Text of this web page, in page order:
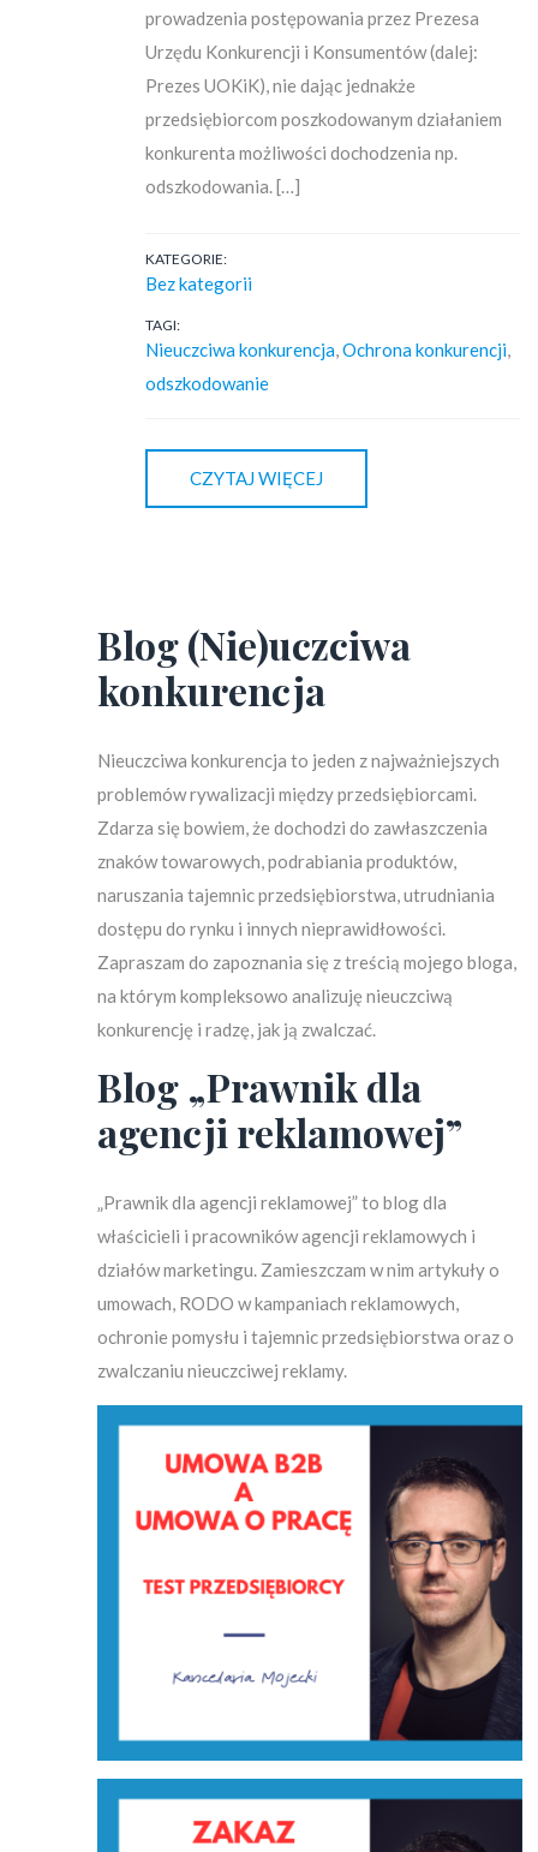
prowadzenia postępowania przez Prezesa
Urzędu Konkurencji i Konsumentów (dalej:
Prezes UOKiK), nie dając jednakże
przedsiębiorcom poszkodowanym działaniem
konkurenta możliwości dochodzenia np.
odszkodowania. […]
KATEGORIE:
Bez kategorii
TAGI:
Nieuczciwa konkurencja Ochrona konkurencji
odszkodowanie
CZYTAJ WIĘCEJ
Blog (Nie)uczciwa
konkurencja
Nieuczciwa konkurencja to jeden z najważniejszych
problemów rywalizacji między przedsiębiorcami.
Zdarza się bowiem, że dochodzi do zawłaszczenia
znaków towarowych, podrabiania produktów,
naruszania tajemnic przedsiębiorstwa, utrudniania
dostępu do rynku i innych nieprawidłowości.
Zapraszam do zapoznania się z treścią mojego bloga,
na którym kompleksowo analizuję nieuczciwą
konkurencję i radzę, jak ją zwalczać.
Blog „Prawnik dla
agencji reklamowej”
„Prawnik dla agencji reklamowej” to blog dla
właścicieli i pracowników agencji reklamowych i
działów marketingu. Zamieszczam w nim artykuły o
umowach, RODO w kampaniach reklamowych,
ochronie pomysłu i tajemnic przedsiębiorstwa oraz o
zwalczaniu nieuczciwej reklamy.